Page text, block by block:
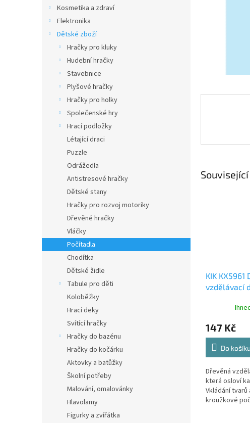
Kosmetika a zdraví
Elektronika
Dětské zboží
Hračky pro kluky
Hudební hračky
Stavebnice
Plyšové hračky
Hračky pro holky
Společenské hry
Hrací podložky
Létající draci
Puzzle
Odrážedla
Antistresové hračky
Dětské stany
Hračky pro rozvoj motoriky
Dřevěné hračky
Vláčky
Počítadla
Chodítka
Dětské židle
Tabule pro děti
Koloběžky
Hrací deky
Svítící hračky
Hračky do bazénu
Hračky do kočárku
Aktovky a batůžky
Školní potřeby
Malování, omalovánky
Hlavolamy
Figurky a zvířátka
KIK KX5961
vzdělávací
147 Kč
Do košíku
Dřevěná
která osloví
Vkládání tvarů
kroužkové